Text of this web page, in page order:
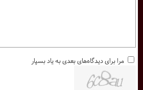
مرا برای دیدگاه‌های بعدی به یاد بسپار